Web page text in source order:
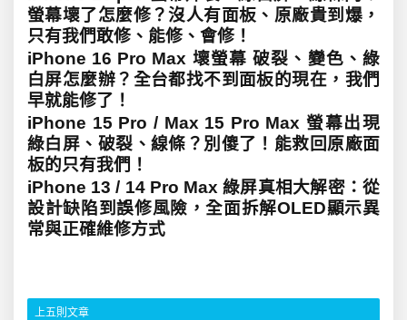
螢幕壞了怎麼修？沒人有面板、原廠貴到爆，
只有我們敢修、能修、會修！
iPhone 16 Pro Max 壞螢幕 破裂、變色、綠
白屏怎麼辦？全台都找不到面板的現在，我們
早就能修了！
iPhone 15 Pro / Max 15 Pro Max 螢幕出現
綠白屏、破裂、線條？別傻了！能救回原廠面
板的只有我們！
iPhone 13 / 14 Pro Max 綠屏真相大解密：從
設計缺陷到誤修風險，全面拆解OLED顯示異
常與正確維修方式
上五則文章